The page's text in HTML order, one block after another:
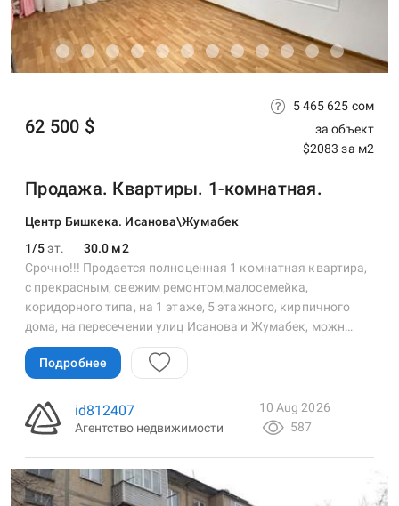
Продажа. Квартиры. 1-комнатная.
Центр Бишкека. Исанова\Жумабек
1/5 эт. 30.0 м2
62 500 $
5 465 625 сом
за объект
$2083 за м2
Срочно!!! Продается полноценная 1 комнатная квартира,
с прекрасным, свежим ремонтом,малосемейка,
коридорного типа, на 1 этаже, 5 этажного, кирпичного
дома, на пересечении улиц Исанова и Жумабек, можн…
Подробнее
id812407
Агентство недвижимости
10 Aug 2026
587